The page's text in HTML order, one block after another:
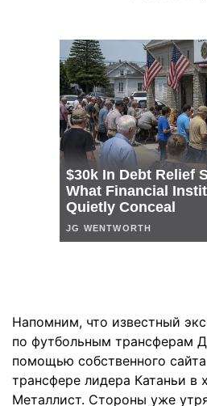
Напомним, что известный
по футбольным трансферам
помощью собственного
трансфере лидера Катаньи в
Металлист. Стороны уже